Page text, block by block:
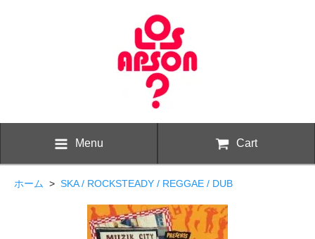
Menu Cart
ホーム > SKA / ROCKSTEADY / REGGAE / DUB